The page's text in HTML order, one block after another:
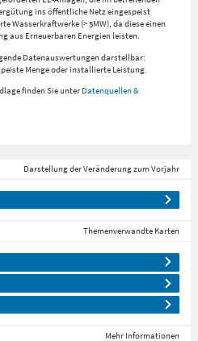
ins öffentliche Netz eingespeist
Wasserkraftwerke (> 5MW), da diese einen
aus Erneuerbaren Energien leisten.
Datenauswertungen darstellbar:
Menge oder installierte Leistung.
finden Sie unter Datenquellen &
Darstellung der Veränderung zum Vorjahr
Themenverwandte Karten
Mehr Informationen